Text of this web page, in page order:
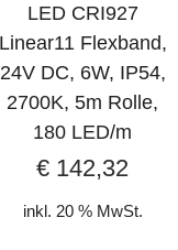
LED CRI927
Linear11 Flexband,
24V DC, 6W, IP54,
2700K, 5m Rolle,
180 LED/m
€ 142,32
inkl. 20 % MwSt.